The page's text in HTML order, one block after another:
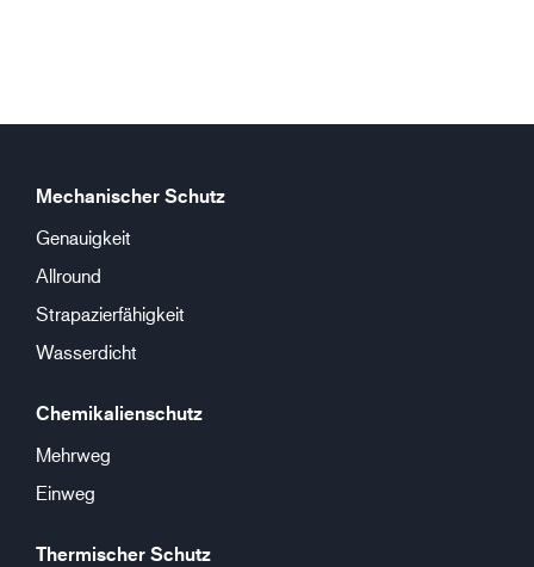
Mechanischer Schutz
Genauigkeit
Allround
Strapazierfähigkeit
Wasserdicht
Chemikalienschutz
Mehrweg
Einweg
Thermischer Schutz